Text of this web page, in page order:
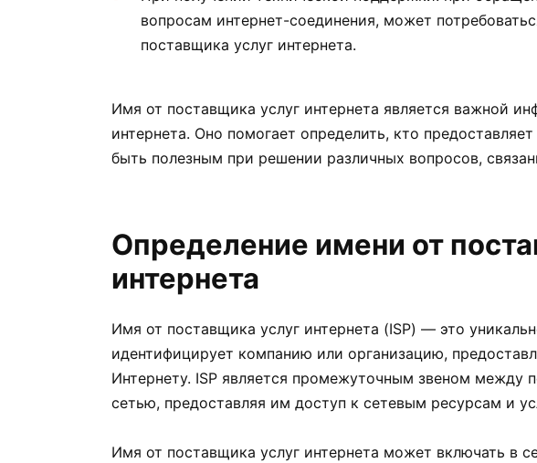
вопросам интернет-соединения, может
поставщика услуг интернета.
Имя от поставщика услуг интернета является важной
интернета. Оно помогает определить, кто
быть полезным при решении различных вопросов,
Определение имени от
интернета
Имя от поставщика услуг интернета (ISP) — это
идентифицирует компанию или организацию,
Интернету. ISP является промежуточным звеном между
сетью, предоставляя им доступ к сетевым ресурсам и
Имя от поставщика услуг интернета может включать в